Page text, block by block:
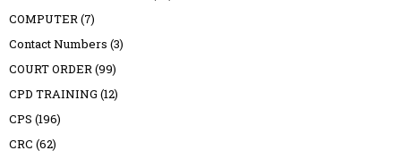
COMPUTER(7)
Contact Numbers (3)
COURT ORDER(99)
CPD TRAINING (12)
CPS (196)
CRC (62)